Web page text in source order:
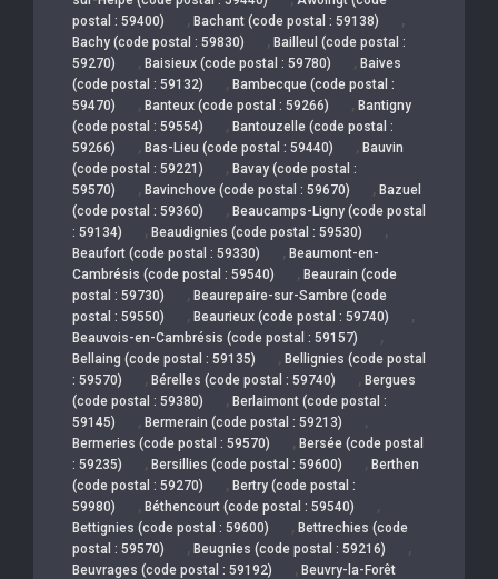
postal : 59400)
, Bachant (code postal : 59138) ,
Bachy (code postal : 59830) , Bailleul (code postal :
59270)
, Baisieux (code postal : 59780) , Baives
(code postal : 59132)
, Bambecque (code postal :
59470)
, Banteux (code postal : 59266) , Bantigny
(code postal : 59554)
, Bantouzelle (code postal :
59266)
, Bas-Lieu (code postal : 59440) , Bauvin
(code postal : 59221)
, Bavay (code postal :
59570)
, Bavinchove (code postal : 59670) , Bazuel
(code postal : 59360)
, Beaucamps-Ligny (code postal
: 59134)
, Beaudignies (code postal : 59530) ,
Beaufort (code postal : 59330) , Beaumont-en-
Cambrésis (code postal : 59540)
, Beaurain (code
postal : 59730)
, Beaurepaire-sur-Sambre (code
postal : 59550)
, Beaurieux (code postal : 59740) ,
Beauvois-en-Cambrésis (code postal : 59157) ,
Bellaing (code postal : 59135) , Bellignies (code postal
: 59570)
, Bérelles (code postal : 59740) , Bergues
(code postal : 59380)
, Berlaimont (code postal :
59145)
, Bermerain (code postal : 59213) ,
Bermeries (code postal : 59570) , Bersée (code postal
: 59235)
, Bersillies (code postal : 59600) , Berthen
(code postal : 59270)
, Bertry (code postal :
59980)
, Béthencourt (code postal : 59540) ,
Bettignies (code postal : 59600) , Bettrechies (code
postal : 59570)
, Beugnies (code postal : 59216) ,
Beuvrages (code postal : 59192) , Beuvry-la-Forêt